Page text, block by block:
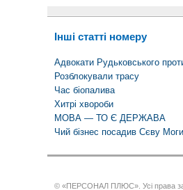
Інші статті номеру
Адвокати Рудьковського
Розблокували трасу
Час біопалива
Хитрі хвороби
МОВА — ТО Є ДЕРЖАВА
Чий бізнес посадив Сєву
© «ПЕРСОНАЛ ПЛЮС». Усі права